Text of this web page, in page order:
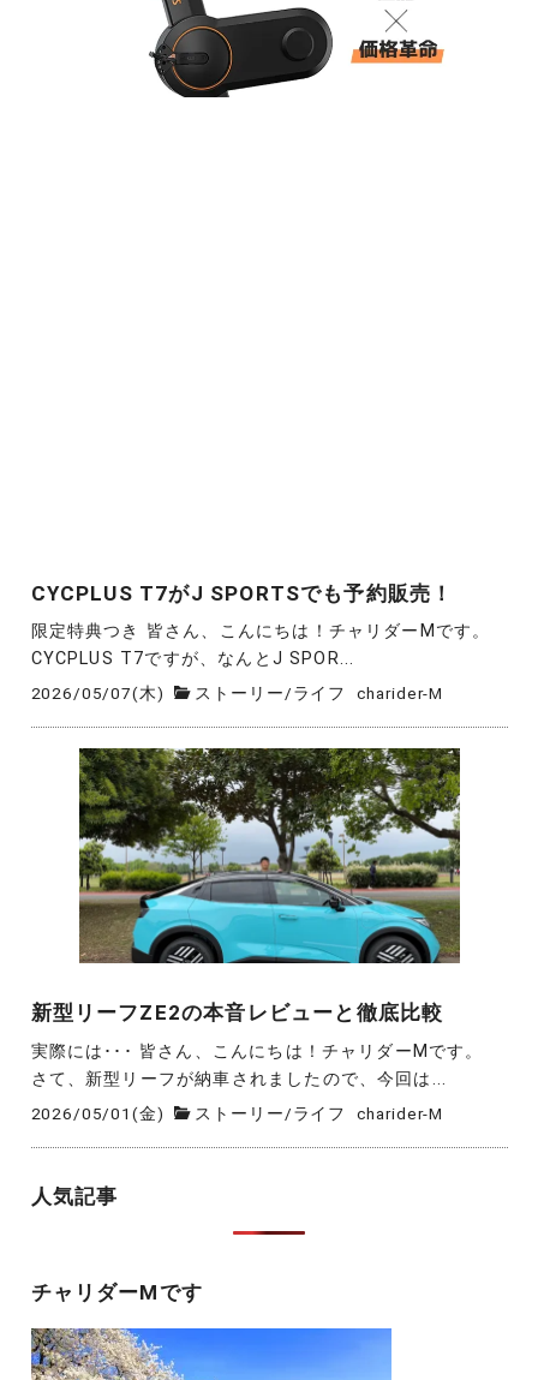
CYCPLUS T7がJ SPORTSでも予約販売！
限定特典つき 皆さん、こんにちは！チャリダーMです。
CYCPLUS T7ですが、なんとJ SPOR...
2026/05/07(木) ストーリー/ライフ charider-M
新型リーフZE2の本音レビューと徹底比較
実際には･･･ 皆さん、こんにちは！チャリダーMです。
さて、新型リーフが納車されましたので、今回は...
2026/05/01(金) ストーリー/ライフ charider-M
人気記事
チャリダーMです